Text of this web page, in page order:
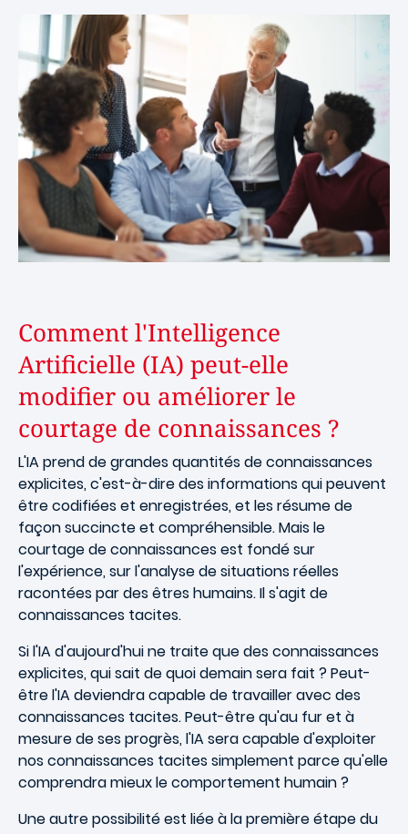
Comment l'Intelligence
Artificielle (IA) peut-elle
modifier ou améliorer le
courtage de connaissances ?
L'IA prend de grandes quantités de connaissances
explicites, c'est-à-dire des informations qui peuvent
être codifiées et enregistrées, et les résume de
façon succincte et compréhensible. Mais le
courtage de connaissances est fondé sur
l'expérience, sur l'analyse de situations réelles
racontées par des êtres humains. Il s'agit de
connaissances tacites.
Si l'IA d'aujourd'hui ne traite que des connaissances
explicites, qui sait de quoi demain sera fait ? Peut-
être l'IA deviendra capable de travailler avec des
connaissances tacites. Peut-être qu'au fur et à
mesure de ses progrès, l'IA sera capable d'exploiter
nos connaissances tacites simplement parce qu'elle
comprendra mieux le comportement humain ?
Une autre possibilité est liée à la première étape du